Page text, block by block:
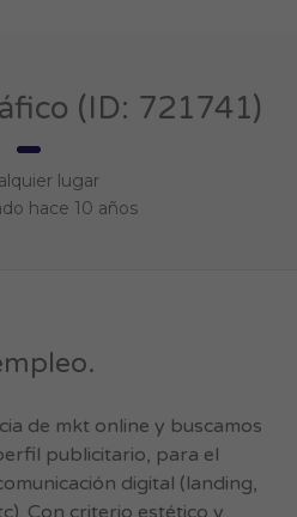
(ID: 721741)
lugar
hace 10 años
de mkt online y buscamos
publicitario, para el
digital (landing,
Con criterio estético y